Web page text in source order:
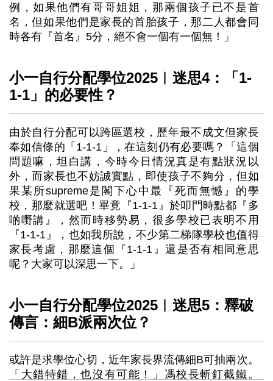
例，如果他們有哥哥姐姐，那兩個孩子已不是首
名，但如果他們是家長的首胎孩子，那二人都會同
時各有『首名』5分，絕不會一個有一個無！」
小一自行分配學位2025︳迷思4：「1-
1-1」的必要性？
由於自行分配可以跨區選校，歷年最不成文但家長
奉如信條的「1-1-1」，在這刻仍有必要嗎？「這個
問題嘛，坦白講，今時今日情況真是有點狀況以
外，而家長也不妨誠實點，即使孩子不夠分，但如
果某所supreme是閣下心中最『死而無憾』的學
校，那麼就選吧！畢竟『1-1-1』於叩門時點都『多
啲嘢講』，然而時移勢易，很多學校已表明不用
『1-1-1』，也如我所說，不少第二梯隊學校也值得
家長考慮，那麼這個『1-1-1』還是否有相同意思
呢？大家可以深思一下。」
小一自行分配學位2025︳迷思5：釋破
傳言：細B派兩次位？
或許是求學位心切，近年家長界流傳細B可抽兩次。
「大錯特錯，也沒有可能！」馮校長斬釘截鐵。